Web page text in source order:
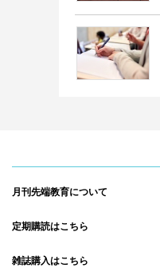
月刊先端教育について
定期購読はこちら
雑誌購入はこちら